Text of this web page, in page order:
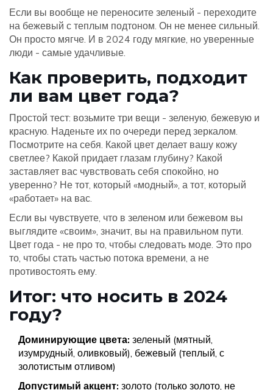
Если вы вообще не переносите зеленый - переходите
на бежевый с теплым подтоном. Он не менее сильный.
Он просто мягче. И в 2024 году мягкие, но уверенные
люди - самые удачливые.
Как проверить, подходит
ли вам цвет года?
Простой тест: возьмите три вещи - зеленую, бежевую и
красную. Наденьте их по очереди перед зеркалом.
Посмотрите на себя. Какой цвет делает вашу кожу
светлее? Какой придает глазам глубину? Какой
заставляет вас чувствовать себя спокойно, но
уверенно? Не тот, который «модный», а тот, который
«работает» на вас.
Если вы чувствуете, что в зеленом или бежевом вы
выглядите «своим», значит, вы на правильном пути.
Цвет года - не про то, чтобы следовать моде. Это про
то, чтобы стать частью потока времени, а не
противостоять ему.
Итог: что носить в 2024
году?
Доминирующие цвета: зеленый (мятный,
изумрудный, оливковый), бежевый (теплый, с
золотистым отливом)
Допустимый акцент: золото (только золото, не